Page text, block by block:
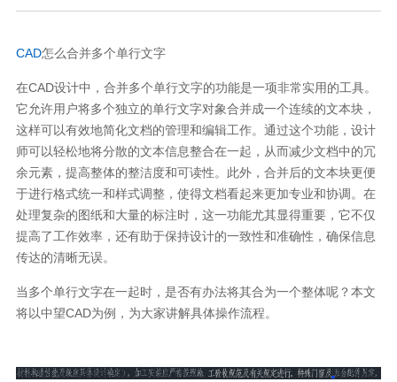
CAD怎么合并多个单行文字
在CAD设计中，合并多个单行文字的功能是一项非常实用的工具。
它允许用户将多个独立的单行文字对象合并成一个连续的文本块，
这样可以有效地简化文档的管理和编辑工作。通过这个功能，设计
师可以轻松地将分散的文本信息整合在一起，从而减少文档中的冗
余元素，提高整体的整洁度和可读性。此外，合并后的文本块更便
于进行格式统一和样式调整，使得文档看起来更加专业和协调。在
处理复杂的图纸和大量的标注时，这一功能尤其显得重要，它不仅
提高了工作效率，还有助于保持设计的一致性和准确性，确保信息
传达的清晰无误。
当多个单行文字在一起时，是否有办法将其合为一个整体呢？本文
将以中望CAD为例，为大家讲解具体操作流程。